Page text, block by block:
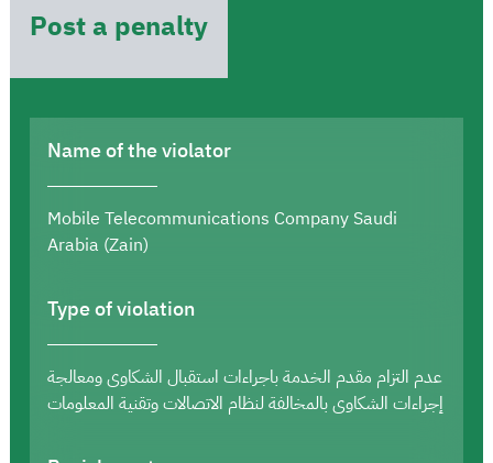
Post a penalty
Name of the violator
Mobile Telecommunications Company Saudi
Arabia (Zain)
Type of violation
عدم التزام مقدم الخدمة باجراءات استقبال الشكاوى ومعالجة
إجراءات الشكاوى بالمخالفة لنظام الاتصالات وتقنية المعلومات